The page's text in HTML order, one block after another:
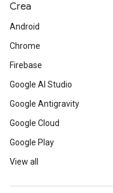
Crea
Android
Chrome
Firebase
Google AI Studio
Google Antigravity
Google Cloud
Google Play
View all